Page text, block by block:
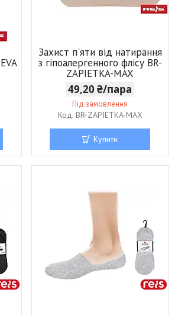
Захист п'яти від натирання
з гіпоалергенного флісу BR-
ZAPIETKA-MAX
49,20 ₴/пара
Під замовлення
BR-ZAPIETKA-MAX
Купити